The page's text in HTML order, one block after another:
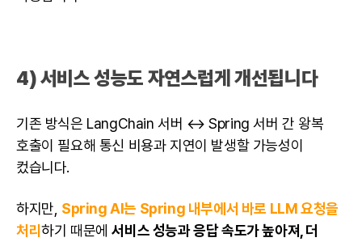
4) 서비스 성능도 자연스럽게 개선됩니다
기존 방식은 LangChain 서버 ↔ Spring 서버 간 왕복
호출이 필요해 통신 비용과 지연이 발생할 가능성이
컸습니다.
하지만, Spring AI는 Spring 내부에서 바로 LLM요청을
처리하기 때문에서비스 성능과 응답 속도가 높아져, 더